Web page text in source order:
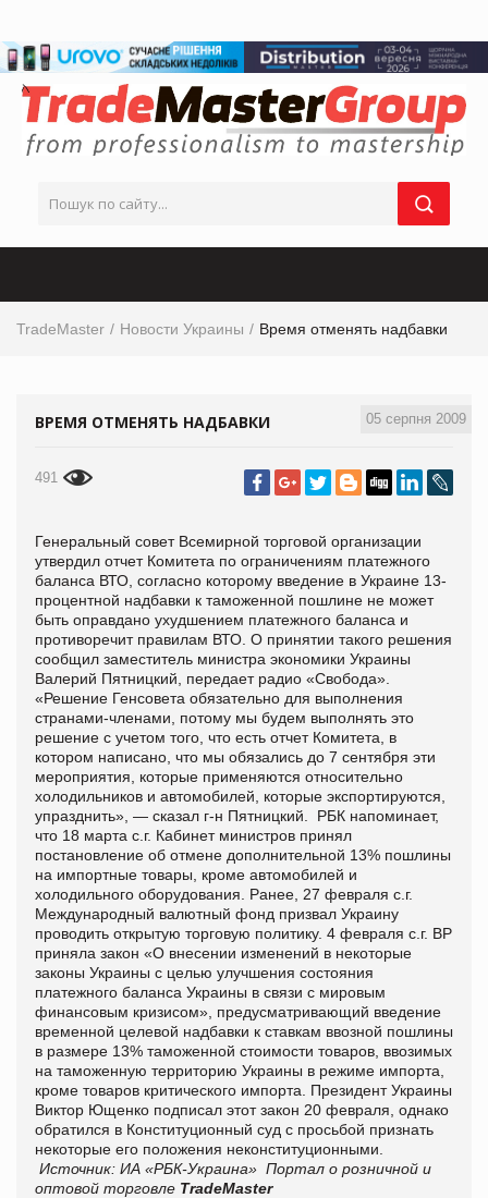
TradeMaster Новости Украины Время отменять надбавки
05 серпня 2009
ВРЕМЯ ОТМЕНЯТЬ НАДБАВКИ
491
Генеральный совет Всемирной торговой организации
утвердил отчет Комитета по ограничениям платежного
баланса ВТО, согласно которому введение в Украине 13-
процентной надбавки к таможенной пошлине не может
быть оправдано ухудшением платежного баланса и
противоречит правилам ВТО. О принятии такого решения
сообщил заместитель министра экономики Украины
Валерий Пятницкий, передает радио «Свобода».
«Решение Генсовета обязательно для выполнения
странами-членами, потому мы будем выполнять это
решение с учетом того, что есть отчет Комитета, в
котором написано, что мы обязались до 7 сентября эти
мероприятия, которые применяются относительно
холодильников и автомобилей, которые экспортируются,
упразднить», — сказал г-н Пятницкий. РБК напоминает,
что 18 марта с.г. Кабинет министров принял
постановление об отмене дополнительной 13% пошлины
на импортные товары, кроме автомобилей и
холодильного оборудования. Ранее, 27 февраля с.г.
Международный валютный фонд призвал Украину
проводить открытую торговую политику. 4 февраля с.г. ВР
приняла закон «О внесении изменений в некоторые
законы Украины с целью улучшения состояния
платежного баланса Украины в связи с мировым
финансовым кризисом», предусматривающий введение
временной целевой надбавки к ставкам ввозной пошлины
в размере 13% таможенной стоимости товаров, ввозимых
на таможенную территорию Украины в режиме импорта,
кроме товаров критического импорта. Президент Украины
Виктор Ющенко подписал этот закон 20 февраля, однако
обратился в Конституционный суд с просьбой признать
некоторые его положения неконституционными.
Источник: ИА «РБК-Украина» Портал о розничной и
оптовой торговле TradeMaster